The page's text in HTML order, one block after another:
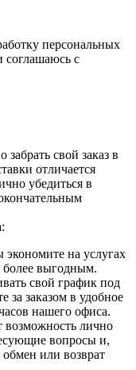
персональных
соглашаюсь с
свой заказ в
отличается
убедиться в
на услугах
более выгодным.
свой график под
за заказом в удобное
нашего офиса.
возможность лично
вопросы и,
или возврат